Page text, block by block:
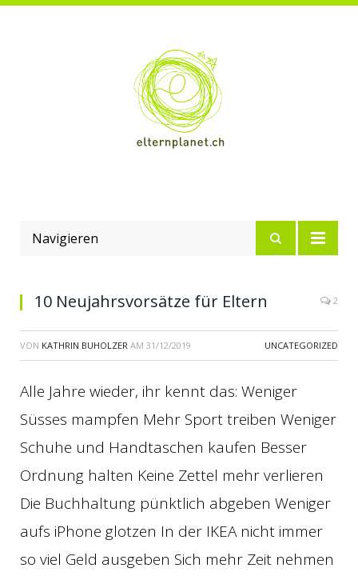
Navigieren
10 Neujahrsvorsätze für Eltern 2
VON KATHRIN BUHOLZER AM 31/12/2019 UNCATEGORIZED
Alle Jahre wieder, ihr kennt das: Weniger
Süsses mampfen Mehr Sport treiben Weniger
Schuhe und Handtaschen kaufen Besser
Ordnung halten Keine Zettel mehr verlieren
Die Buchhaltung pünktlich abgeben Weniger
aufs iPhone glotzen In der IKEA nicht immer
so viel Geld ausgeben Sich mehr Zeit nehmen